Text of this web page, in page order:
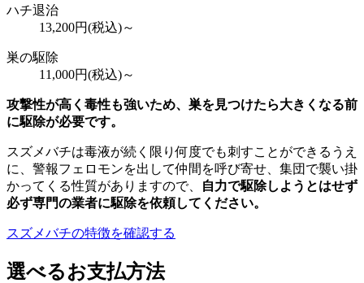
ハチ退治
13,200円(税込)～
巣の駆除
11,000円(税込)～
攻撃性が高く毒性も強いため、巣を見つけたら大きくなる前
に駆除が必要です。
スズメバチは毒液が続く限り何度でも刺すことができるうえ
に、警報フェロモンを出して仲間を呼び寄せ、集団で襲い掛
かってくる性質がありますので、
自力で駆除しようとはせず
必ず専門の業者に駆除を依頼してください。
スズメバチの特徴を確認する
選べるお支払方法